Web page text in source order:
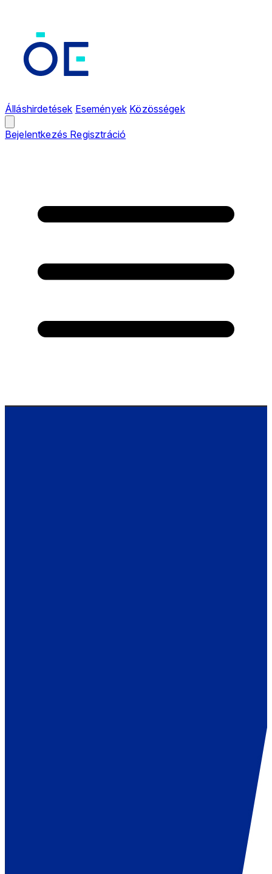
Álláshirdetések Események Közösségek
Bejelentkezés Regisztráció